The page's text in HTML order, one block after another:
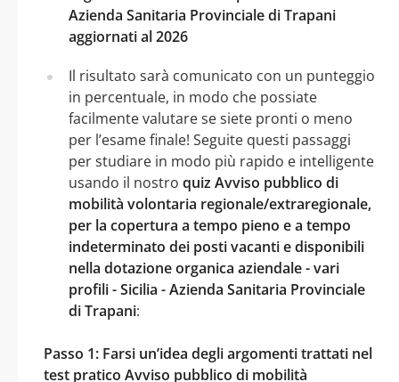
Azienda Sanitaria Provinciale di Trapani
aggiornati al 2026
Il risultato sarà comunicato con un punteggio
in percentuale, in modo che possiate
facilmente valutare se siete pronti o meno
per l’esame finale! Seguite questi passaggi
per studiare in modo più rapido e intelligente
usando il nostro quiz Avviso pubblico di
mobilità volontaria regionale/extraregionale,
per la copertura a tempo pieno e a tempo
indeterminato dei posti vacanti e disponibili
nella dotazione organica aziendale - vari
profili - Sicilia - Azienda Sanitaria Provinciale
di Trapani:
Passo 1: Farsi un’idea degli argomenti trattati nel
test pratico Avviso pubblico di mobilità